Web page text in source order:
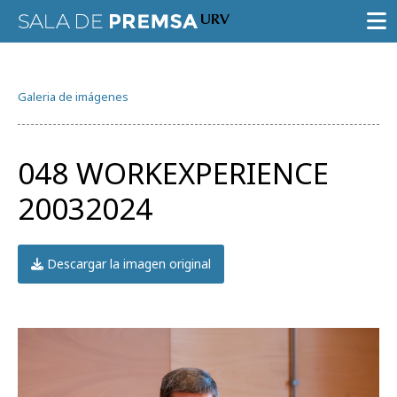
GALERÍA DE IMÁGENES
AGENDA URV
Galeria de imágenes
048 WORKEXPERIENCE
20032024
Descargar la imagen original